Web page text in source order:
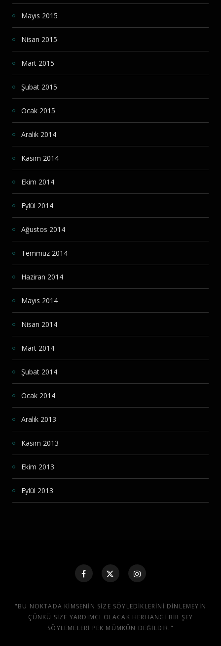
Mayıs 2015
Nisan 2015
Mart 2015
Şubat 2015
Ocak 2015
Aralık 2014
Kasım 2014
Ekim 2014
Eylül 2014
Ağustos 2014
Temmuz 2014
Haziran 2014
Mayıs 2014
Nisan 2014
Mart 2014
Şubat 2014
Ocak 2014
Aralık 2013
Kasım 2013
Ekim 2013
Eylül 2013
"BU NOKTADA KIMSENIN SIZE SÖYLEDIKLERINI DINLEMEYIN
ÇÜNKÜ SIZE YARDIMCI OLACAK HERHANGI BIR ŞEY
SÖYLEMELERI PEK MÜMKÜN DEĞILDIR."